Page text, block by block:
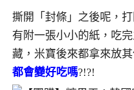
撕開「封條」之後呢，
有附一張小小的紙，吃
藏，米寶後來都拿來放
都會變好吃嗎?!?!